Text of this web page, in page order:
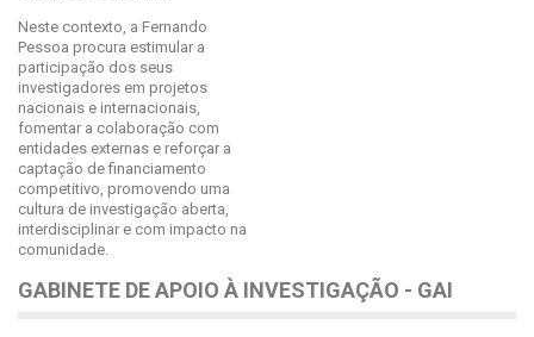
Neste contexto, a Fernando
Pessoa procura estimular a
participação dos seus
investigadores em projetos
nacionais e internacionais,
fomentar a colaboração com
entidades externas e reforçar a
captação de financiamento
competitivo, promovendo uma
cultura de investigação aberta,
interdisciplinar e com impacto na
comunidade.
GABINETE DE APOIO À INVESTIGAÇÃO - GAI